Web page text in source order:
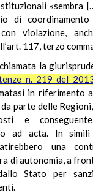
«sembra
di
con violazione,
117, terzo
la
n. 219 del
in riferimento
parte delle
e
ad acta. In
una
di autonomia, a
Stato per